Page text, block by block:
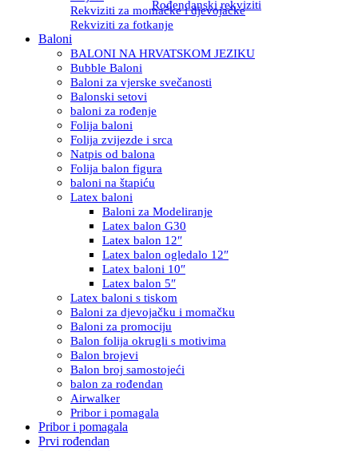
Rekviziti za momačke i djevojačke
Rođendanski rekviziti
Rekviziti za fotkanje
Baloni
BALONI NA HRVATSKOM JEZIKU
Bubble Baloni
Baloni za vjerske svečanosti
Balonski setovi
baloni za rođenje
Folija baloni
Folija zvijezde i srca
Natpis od balona
Folija balon figura
baloni na štapiću
Latex baloni
Baloni za Modeliranje
Latex balon G30
Latex balon 12″
Latex balon ogledalo 12″
Latex baloni 10″
Latex balon 5″
Latex baloni s tiskom
Baloni za djevojačku i momačku
Baloni za promociju
Balon folija okrugli s motivima
Balon brojevi
Balon broj samostojeći
balon za rođendan
Airwalker
Pribor i pomagala
Pribor i pomagala
Prvi rođendan